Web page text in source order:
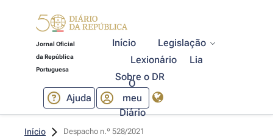
Jornal Oficial
da República
Portuguesa
Início
Legislação
Lexionário
Lia
Sobre o DR
Ajuda
O
meu
Diário
Início Despacho n.º 528/2021